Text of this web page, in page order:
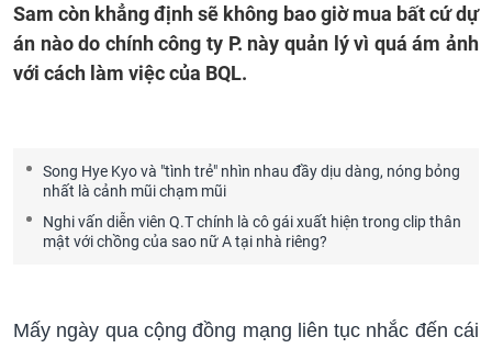
Sam còn khẳng định sẽ không bao giờ mua bất cứ dự
án nào do chính công ty P. này quản lý vì quá ám ảnh
với cách làm việc của BQL.
Song Hye Kyo và "tình trẻ" nhìn nhau đầy dịu dàng, nóng bỏng
nhất là cảnh mũi chạm mũi
Nghi vấn diễn viên Q.T chính là cô gái xuất hiện trong clip thân
mật với chồng của sao nữ A tại nhà riêng?
Mấy ngày qua cộng đồng mạng liên tục nhắc đến cái